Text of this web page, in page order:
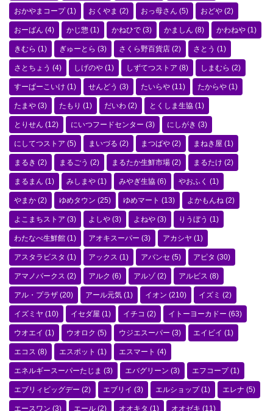
おかやまコープ(1) おくやま (2) おっ母さん (5) おどや (2)
おーばん (4) かじ惣 (1) かねひで (3) かましん (8) かわねや (1)
きむら (1) ぎゅーとら (3) さくら野百貨店 (2) さとう (1)
さとちょう (4) しげのや (1) しずてつストア (8) しまむら (2)
すーぱーこいけ (1) せんどう (3) たいらや (11) たからや (1)
たまや (3) たもり (1) だいわ (2) とくしま生協 (1)
とりせん (12) にいつフードセンター (3) にしがき (3)
にしてつストア (5) まいづる (2) まつばや (2) まねき屋 (1)
まるき (2) まるごう (2) まるたか生鮮市場 (2) まるたけ (2)
まるまん (1) みしまや (1) みやぎ生協 (6) やおふく (1)
やまか (2) ゆめタウン (25) ゆめマート (13) よかもんね (2)
よこまちストア (3) よしや (3) よねや (3) りうぼう (1)
わたなべ生鮮館 (1) アオキスーパー (3) アカシヤ (1)
アスタラビスタ (1) アックス (1) アバンセ (5) アピタ (30)
アマノパークス (2) アルク (6) アルゾ(2) アルビス (8)
アル・プラザ (20) アール元気 (1) イオン (210) イズミ (2)
イズミヤ (10) イセダ屋 (1) イチコ (2) イトーヨーカドー (63)
ウオエイ (1) ウオロク (5) ウジエスーパー (3) エイビイ (1)
エコス (8) エスポット (1) エスマート (4)
エネルギースーパーたじま (3) エバグリーン (3) エフコープ(1)
エブリィビッグデー (2) エブリイ (3) エルショップ(1) エレナ (5)
エースワン (3) エール (2) オオキタ (1) オオゼキ (11)